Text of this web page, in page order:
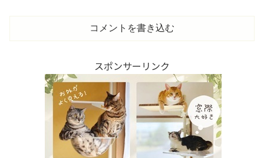
コメントを書き込む
スポンサーリンク